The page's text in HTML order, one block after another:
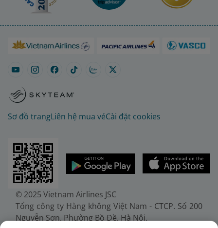
Sơ đồ trangLiên hệ mua véCài đặt cookies
© 2025 Vietnam Airlines JSC
Tổng công ty Hàng không Việt Nam - CTCP. Số 200
Nguyễn Sơn, Phường Bồ Đề, Hà Nội.